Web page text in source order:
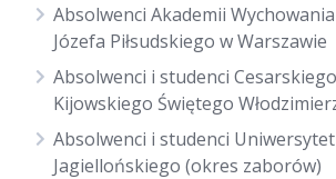
Absolwenci Akademii
Józefa Piłsudskiego w Warszawie
Absolwenci i studenci
Kijowskiego Świętego
Absolwenci i studenci
Jagiellońskiego (okres zaborów)